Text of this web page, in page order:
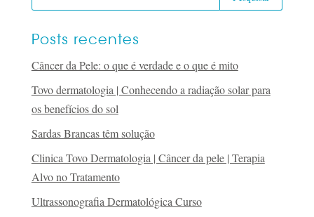
Posts recentes
Câncer da Pele: o que é verdade e o que é mito
Tovo dermatologia | Conhecendo a radiação solar para
os benefícios do sol
Sardas Brancas têm solução
Clinica Tovo Dermatologia | Câncer da pele | Terapia
Alvo no Tratamento
Ultrassonografia Dermatológica Curso